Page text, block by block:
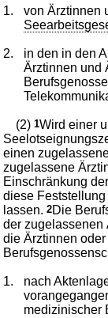
1. von Ärztinnen
2.
in den in den
Ärztinnen und
(2)1Wird einer
einen
zugelassene
Einschränkung
diese
lassen.2Die
der zugelassenen
die Ärztinnen
1.
nach
medizinischer